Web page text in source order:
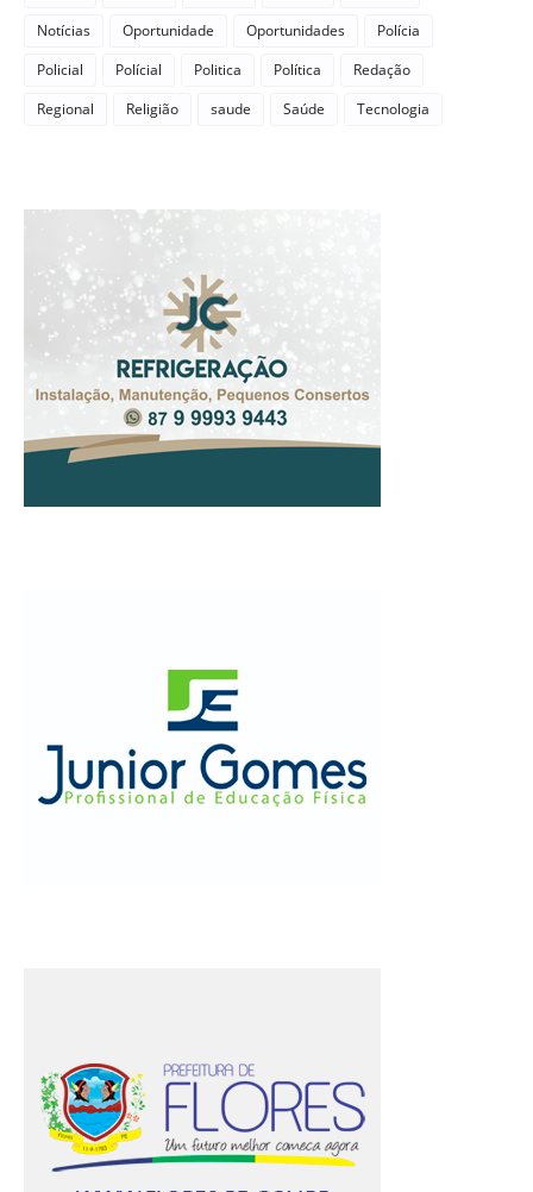
Notícias
Oportunidade Oportunidades
Polícia
Policial
Polícial Politica Política
Redação
Regional
Religião saude Saúde Tecnologia